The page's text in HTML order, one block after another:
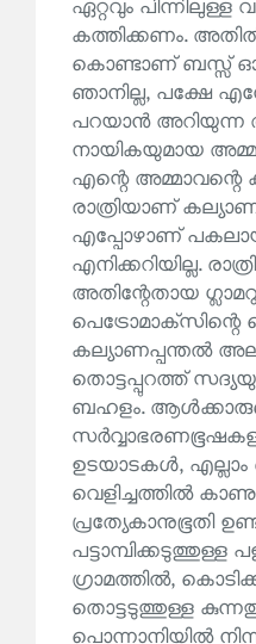
ഏറ്റവും
കത്തിക്കണം.
കൊണ്ടാണ് ബസ്സ്
ഞാനില്ല, പക്ഷേ
പറയാൻ
നായികയുമായ
എന്റെ അമ്മാവന്റെ
രാത്രിയാണ്
എപ്പോഴാണ്
എനിക്കറിയില്ല.
അതിന്റേതായ
പെട്രോമാക്‌സിന്റെ
കല്യാണപ്പന്തൽ
തൊട്ടപ്പുറത്ത്
ബഹളം.
ഉടയാടകൾ, എല്ലാം
വെളിച്ചത്തിൽ
പ്രത്യേകാനുഭൂതി
പട്ടാമ്പിക്കടുത്തുള്ള
ഗ്രാമത്തിൽ,
തൊട്ടടുത്തുള്ള
പൊന്നാനിയിൽ